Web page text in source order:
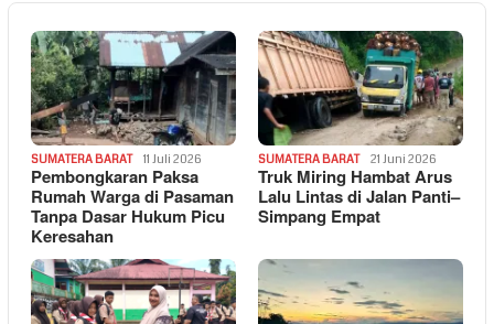
SUMATERA BARAT 11 Juli 2026
Pembongkaran Paksa
Rumah Warga di Pasaman
Tanpa Dasar Hukum Picu
Keresahan
SUMATERA BARAT 21 Juni 2026
Truk Miring Hambat Arus
Lalu Lintas di Jalan Panti–
Simpang Empat